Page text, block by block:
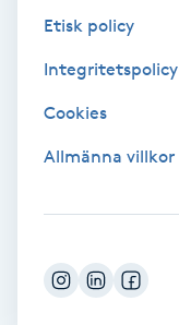
Gel naglar
Gelenaglar
Gravidmassage
Etisk policy
Integritetspolicy
Cookies
Allmänna villkor